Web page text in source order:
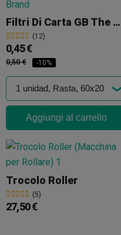
Filtri Di Carta GB The Green Brand
(12)
0,45 €
0,50 € -10%
Aggiungi al carrello
Trocolo Roller
(5)
27,50 €